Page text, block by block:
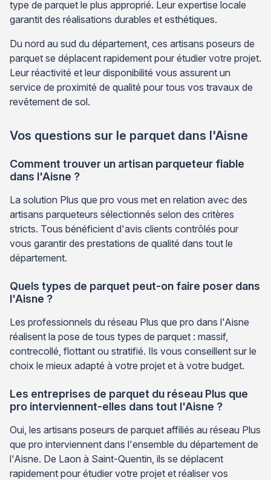
type de parquet le plus approprié. Leur expertise locale
garantit des réalisations durables et esthétiques.
Du nord au sud du département, ces artisans poseurs de
parquet se déplacent rapidement pour étudier votre projet.
Leur réactivité et leur disponibilité vous assurent un
service de proximité de qualité pour tous vos travaux de
revêtement de sol.
Vos questions sur le parquet dans l'Aisne
Comment trouver un artisan parqueteur fiable
dans l'Aisne ?
La solution Plus que pro vous met en relation avec des
artisans parqueteurs sélectionnés selon des critères
stricts. Tous bénéficient d'avis clients contrôlés pour
vous garantir des prestations de qualité dans tout le
département.
Quels types de parquet peut-on faire poser dans
l'Aisne ?
Les professionnels du réseau Plus que pro dans l'Aisne
réalisent la pose de tous types de parquet : massif,
contrecollé, flottant ou stratifié. Ils vous conseillent sur le
choix le mieux adapté à votre projet et à votre budget.
Les entreprises de parquet du réseau Plus que
pro interviennent-elles dans tout l'Aisne ?
Oui, les artisans poseurs de parquet affiliés au réseau Plus
que pro interviennent dans l'ensemble du département de
l'Aisne. De Laon à Saint-Quentin, ils se déplacent
rapidement pour étudier votre projet et réaliser vos